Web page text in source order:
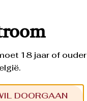
18 jaar of ouder
DOORGAAN